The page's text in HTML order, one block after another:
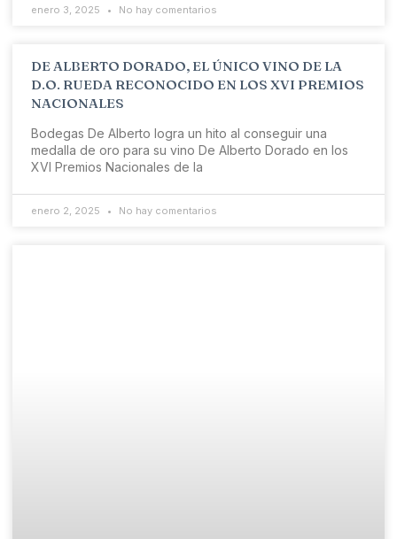
enero 3, 2025 No hay comentarios
DE ALBERTO DORADO, EL ÚNICO VINO DE LA
D.O. RUEDA RECONOCIDO EN LOS XVI PREMIOS
NACIONALES
Bodegas De Alberto logra un hito al conseguir una
medalla de oro para su vino De Alberto Dorado en los
XVI Premios Nacionales de la
enero 2, 2025 No hay comentarios